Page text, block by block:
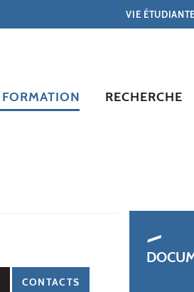
VIE ÉTUDIANTE
FORMATION RECHERCHE
CONTACTS